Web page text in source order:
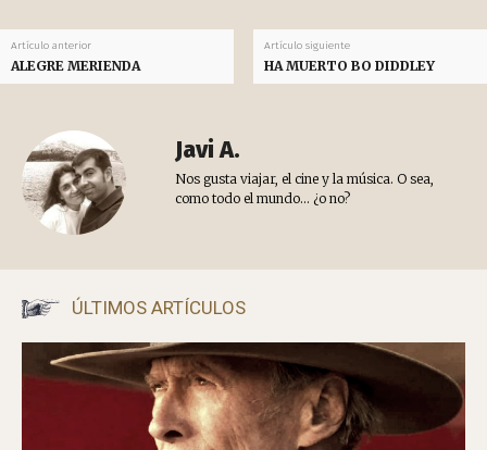
Artículo anterior
ALEGRE MERIENDA
Artículo siguiente
HA MUERTO BO DIDDLEY
Javi A.
Nos gusta viajar, el cine y la música. O sea,
como todo el mundo... ¿o no?
ÚLTIMOS ARTÍCULOS